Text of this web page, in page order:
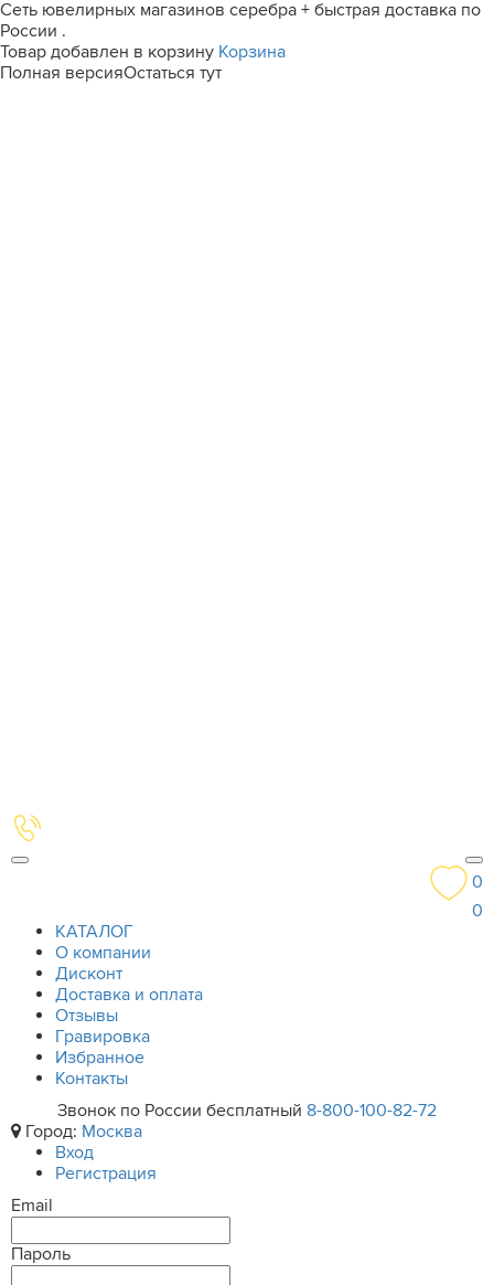
Сеть ювелирных магазинов серебра + быстрая доставка по
России .
Товар добавлен в корзину Корзина
Полная версияОстаться тут
0
0
КАТАЛОГ
О компании
Дисконт
Доставка и оплата
Отзывы
Гравировка
Избранное
Контакты
Звонок по России бесплатный 8-800-100-82-72
Город: Москва
Вход
Регистрация
Email
Пароль